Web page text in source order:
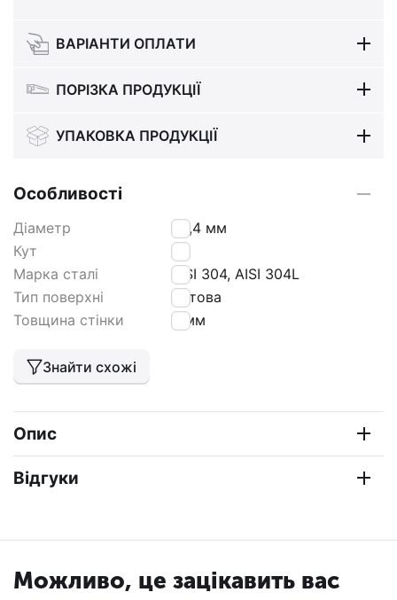
ВАРІАНТИ ОПЛАТИ
ПОРІЗКА ПРОДУКЦІЇ
УПАКОВКА ПРОДУКЦІЇ
Особливості
Діаметр
25,4 мм
Кут
90
Марка сталі
AISI 304, AISI 304L
Тип поверхні
матова
Товщина стінки
2 мм
Знайти схожі
Опис
Відгуки
Можливо, це зацікавить вас